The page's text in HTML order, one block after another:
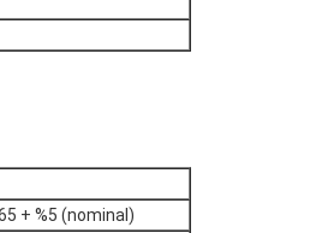
+ %5 (nominal)